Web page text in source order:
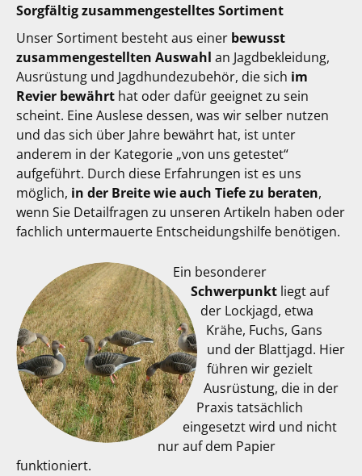
Sorgfältig zusammengestelltes Sortiment
Unser Sortiment besteht aus einer bewusst
zusammengestellten Auswahl an Jagdbekleidung,
Ausrüstung und Jagdhundezubehör, die sich im
Revier bewährt hat oder dafür geeignet zu sein
scheint. Eine Auslese dessen, was wir selber nutzen
und das sich über Jahre bewährt hat, ist unter
anderem in der Kategorie „von uns getestet“
aufgeführt. Durch diese Erfahrungen ist es uns
möglich, in der Breite wie auch Tiefe zu beraten,
wenn Sie Detailfragen zu unseren Artikeln haben oder
fachlich untermauerte Entscheidungshilfe benötigen.
Ein besonderer
Schwerpunktliegt auf
der Lockjagd, etwa
Krähe, Fuchs, Gans
und der Blattjagd. Hier
führen wir gezielt
Ausrüstung, die in der
Praxis tatsächlich
eingesetzt wird und nicht
nur auf dem Papier
funktioniert.